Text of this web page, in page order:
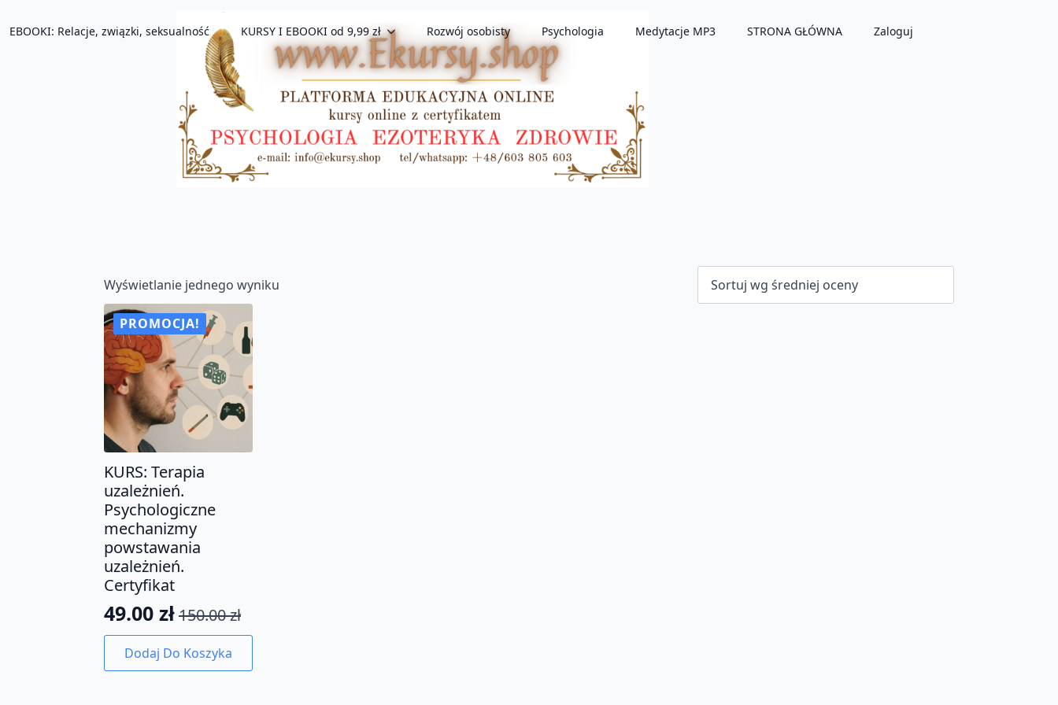
EBOOKI: Relacje, związki, seksualność KURSY I EBOOKI od 9,99 zł Rozwój osobisty Psychologia Medytacje MP3 STRONA GŁÓWNA Zaloguj
Wyświetlanie jednego wyniku
PROMOCJA!
KURS: Terapia
uzależnień.
Psychologiczne
mechanizmy
powstawania
uzależnień.
Certyfikat
150.00zł
Pierwotna
cena
wynosiła:
49.00 zł
Aktualna
cena
wynosi:
Dodaj Do Koszyka